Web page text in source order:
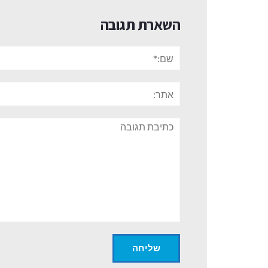
השארת תגובה
תגובה